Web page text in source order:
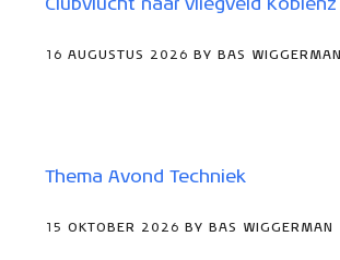
Clubvlucht naar vliegveld Koblenz
16 AUGUSTUS 2026 BY BAS WIGGERMAN
Thema Avond Techniek
15 OKTOBER 2026 BY BAS WIGGERMAN